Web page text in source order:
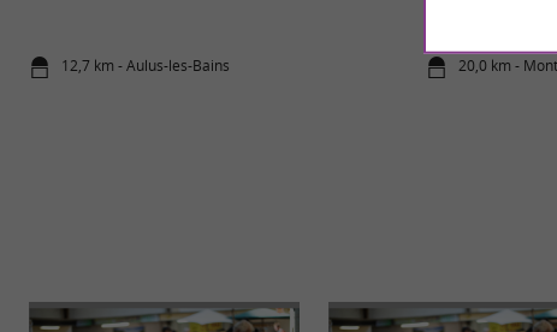
12,7 km - Aulus-les-Bains 20,0 km -